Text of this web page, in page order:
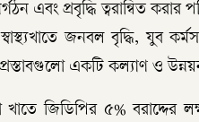
এবং প্রবৃদ্ধি ত্বরান্বিত
জনবল বৃদ্ধি, যুব
একটি কল্যাণ ও
খাতে জিডিপির ৫% বরাদ্দের